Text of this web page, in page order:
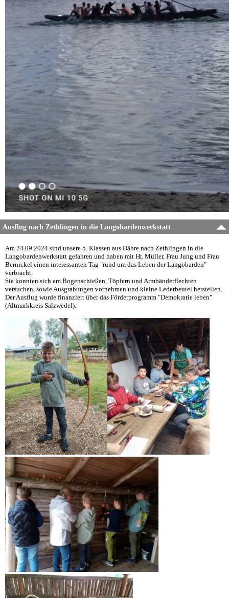
Ausflug nach Zethlingen in die Langobardenwerkstatt
Am 24.09.2024 sind unsere 5. Klassen aus Dähre nach Zethlingen in die
Langobardenwerkstatt gefahren und haben mit Hr. Müller, Frau Jung und Frau
Bernickel einen interessanten Tag "rund um das Leben der Langobarden"
verbracht.
Sie konnten sich am Bogenschießen, Töpfern und Armbänderflechten
versuchen, sowie Ausgrabungen vornehmen und kleine Lederbeutel herstellen.
Der Ausflug wurde finanziert über das Förderprogramm "Demokratie leben"
(Altmarkkreis Salzwedel).